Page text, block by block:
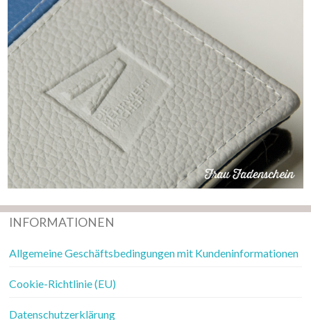
INFORMATIONEN
Allgemeine Geschäftsbedingungen mit Kundeninformationen
Cookie-Richtlinie (EU)
Datenschutzerklärung